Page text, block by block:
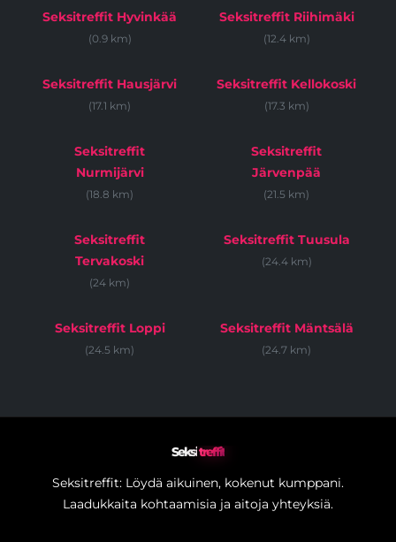
Seksitreffit Hyvinkää
(0.9 km)
Seksitreffit Riihimäki
(12.4 km)
Seksitreffit Hausjärvi
(17.1 km)
Seksitreffit Kellokoski
(17.3 km)
Seksitreffit
Nurmijärvi
(18.8 km)
Seksitreffit
Järvenpää
(21.5 km)
Seksitreffit
Tervakoski
(24 km)
Seksitreffit Tuusula
(24.4 km)
Seksitreffit Loppi
(24.5 km)
Seksitreffit Mäntsälä
(24.7 km)
Seksitreffit
Seksitreffit: Löydä aikuinen, kokenut kumppani.
Laadukkaita kohtaamisia ja aitoja yhteyksiä.